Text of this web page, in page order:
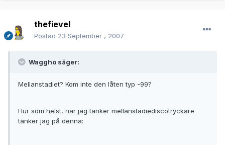
thefievel
Postad 23 September , 2007
Waggho säger:
Mellanstadiet? Kom inte den låten typ -99?
Hur som helst, när jag tänker mellanstadiediscotryckare
tänker jag på denna: